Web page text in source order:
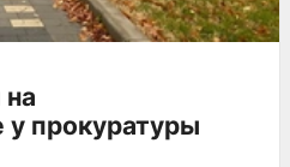
у прокуратуры